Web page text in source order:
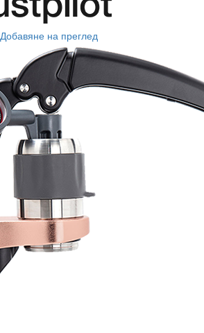
Добавяне на преглед